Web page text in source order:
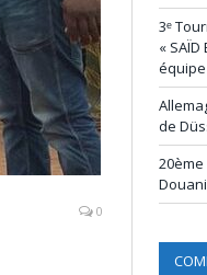
0
3ᵉ
«
de